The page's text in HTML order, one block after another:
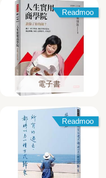
Readmoo
電子書
Readmoo